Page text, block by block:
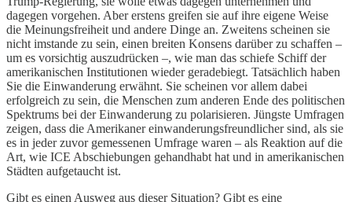
dagegen vorgehen. Aber erstens greifen sie auf ihre eigene Weise
die Meinungsfreiheit und andere Dinge an. Zweitens scheinen sie
nicht imstande zu sein, einen breiten Konsens darüber zu schaffen –
um es vorsichtig auszudrücken –, wie man das schiefe Schiff der
amerikanischen Institutionen wieder geradebiegt. Tatsächlich haben
Sie die Einwanderung erwähnt. Sie scheinen vor allem dabei
erfolgreich zu sein, die Menschen zum anderen Ende des politischen
Spektrums bei der Einwanderung zu polarisieren. Jüngste Umfragen
zeigen, dass die Amerikaner einwanderungsfreundlicher sind, als sie
es in jeder zuvor gemessenen Umfrage waren – als Reaktion auf die
Art, wie ICE Abschiebungen gehandhabt hat und in amerikanischen
Städten aufgetaucht ist.
Gibt es einen Ausweg aus dieser Situation? Gibt es eine